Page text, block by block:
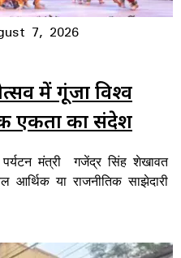
7, 2026
में गूंजा विश्व
एकता का संदेश
मंत्री गजेंद्र सिंह शेखावत
या राजनीतिक साझेदारी